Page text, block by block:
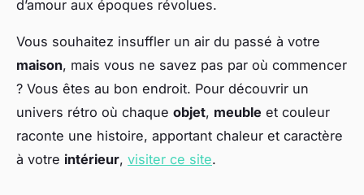
d’amour aux époques révolues.
Vous souhaitez insuffler un air du passé à votre
maison, mais vous ne savez pas par où commencer
? Vous êtes au bon endroit. Pour découvrir un
univers rétro où chaque objet, meuble et couleur
raconte une histoire, apportant chaleur et caractère
à votre intérieur, visiter ce site.